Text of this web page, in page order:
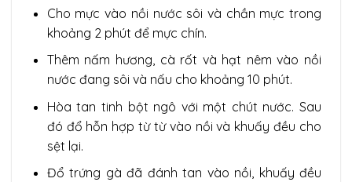
Cho mực vào nồi nước sôi và chần mực trong
khoảng 2 phút để mực chín.
Thêm nấm hương, cà rốt và hạt nêm vào nồi
nước đang sôi và nấu cho khoảng 10 phút.
Hòa tan tinh bột ngô với một chút nước. Sau
đó đổ hỗn hợp từ từ vào nồi và khuấy đều cho
sệt lại.
Đổ trứng gà đã đánh tan vào nồi, khuấy đều